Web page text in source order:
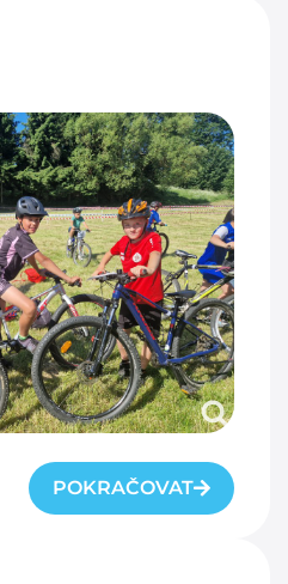
POKRAČOVAT